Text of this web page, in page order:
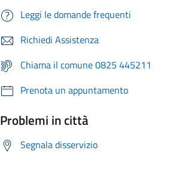
Leggi le domande frequenti
Richiedi Assistenza
Chiama il comune 0825 445211
Prenota un appuntamento
Problemi in città
Segnala disservizio